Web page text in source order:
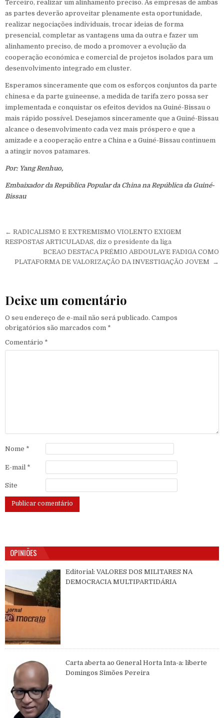
Terceiro, realizar um alinhamento preciso. As empresas de ambas
as partes deverão aproveitar plenamente esta oportunidade,
realizar negociações individuais, trocar ideias de forma
presencial, completar as vantagens uma da outra e fazer um
alinhamento preciso, de modo a promover a evolução da
cooperação económica e comercial de projetos isolados para um
desenvolvimento integrado em cluster.
Esperamos sinceramente que com os esforços conjuntos da parte
chinesa e da parte guineense, a medida de tarifa zero possa ser
implementada e conquistar os efeitos devidos na Guiné-Bissau o
mais rápido possível. Desejamos sinceramente que a Guiné-Bissau
alcance o desenvolvimento cada vez mais próspero e que a
amizade e a cooperação entre a China e a Guiné-Bissau continuem
a atingir novos patamares.
Por: Yang Renhuo,
Embaixador da República Popular da China na República da Guiné-
Bissau
Navegação de Post
← RADICALISMO E EXTREMISMO VIOLENTO EXIGEM
RESPOSTAS ARTICULADAS, diz o presidente da liga
BCEAO DESTACA PRÉMIO ABDOULAYE FADIGA COMO
PLATAFORMA DE VALORIZAÇÃO DA INVESTIGAÇÃO JOVEM →
Deixe um comentário
O seu endereço de e-mail não será publicado. Campos
obrigatórios são marcados com *
Comentário *
Nome *
E-mail *
Site
OPINIÕES
Editorial: VALORES DOS MILITARES NA
DEMOCRACIA MULTIPARTIDÁRIA
Carta aberta ao General Horta Inta-a: liberte
Domingos Simões Pereira